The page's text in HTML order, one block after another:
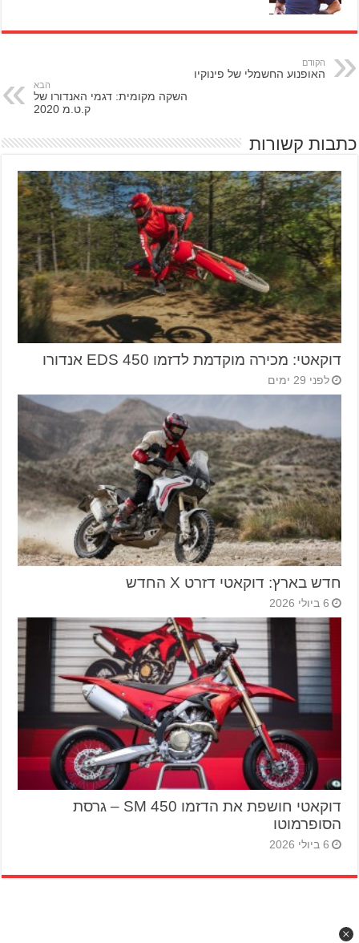
הקודם
האופנוע החשמלי של פינוקיו
הבא
השקה מקומית: דגמי האנדורו של
ק.ט.מ 2020
כתבות קשורות
דוקאטי: מכירה מוקדמת לדזמו 450 EDS אנדורו
לפני 29 ימים
חדש בארץ: דוקאטי דזרט X החדש
6 ביולי 2026
דוקאטי חושפת את הדזמו 450 SM – גרסת
הסופרמוטו
6 ביולי 2026